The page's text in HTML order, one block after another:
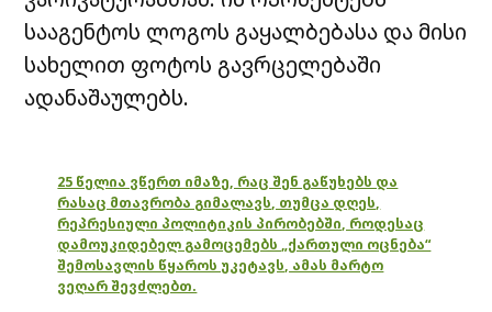
სააგენტოს ლოგოს გაყალბებასა და მისი
სახელით ფოტოს გავრცელებაში
ადანაშაულებს.
25 წელია ვწერთ იმაზე, რაც შენ გაწუხებს და
რასაც მთავრობა გიმალავს, თუმცა დღეს,
რეპრესიული პოლიტიკის პირობებში, როდესაც
დამოუკიდებელ გამოცემებს „ქართული ოცნება“
შემოსავლის წყაროს უკეტავს, ამას მარტო
ვეღარ შევძლებთ.